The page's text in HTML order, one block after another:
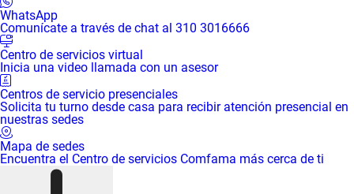
WhatsApp
Comunícate a través de chat al 310 3016666
Centro de servicios virtual
Inicia una video llamada con un asesor
Centros de servicio presenciales
Solicita tu turno desde casa para recibir atención presencial en
nuestras sedes
Mapa de sedes
Encuentra el Centro de servicios Comfama más cerca de ti